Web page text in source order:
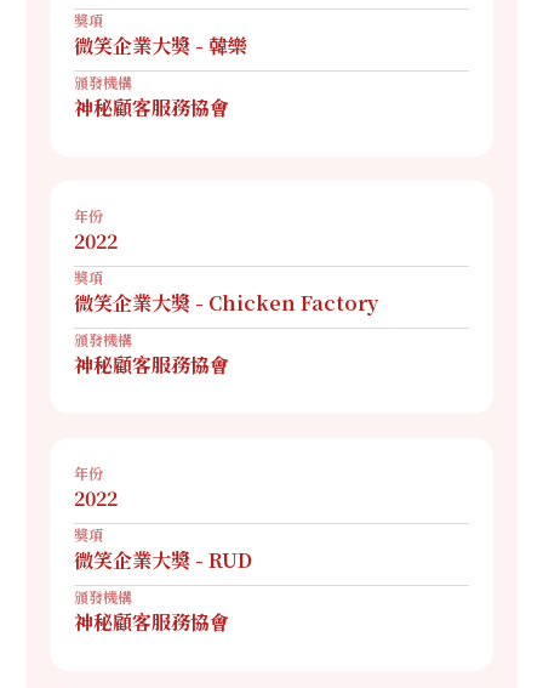
獎項
微笑企業大獎 - 韓樂
頒發機構
神秘顧客服務協會
年份
2022
獎項
微笑企業大獎 - Chicken Factory
頒發機構
神秘顧客服務協會
年份
2022
獎項
微笑企業大獎 - RUD
頒發機構
神秘顧客服務協會